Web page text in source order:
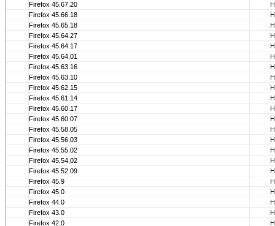
Firefox 45.67.20
Firefox 45.66.18
Firefox 45.65.18
Firefox 45.64.27
Firefox 45.64.17
Firefox 45.64.01
Firefox 45.63.16
Firefox 45.63.10
Firefox 45.62.15
Firefox 45.61.14
Firefox 45.60.17
Firefox 45.60.07
Firefox 45.58.05
Firefox 45.56.03
Firefox 45.55.02
Firefox 45.54.02
Firefox 45.52.09
Firefox 45.9
Firefox 45.0
Firefox 44.0
Firefox 43.0
Firefox 42.0